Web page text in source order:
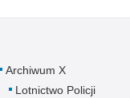
Archiwum X
Lotnictwo Policji